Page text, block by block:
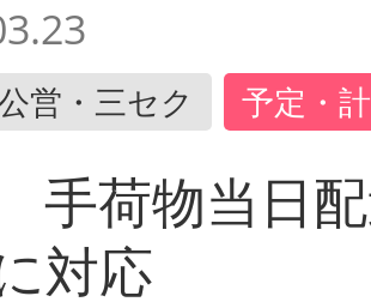
営・三セク 予定・
手荷物当日
対応